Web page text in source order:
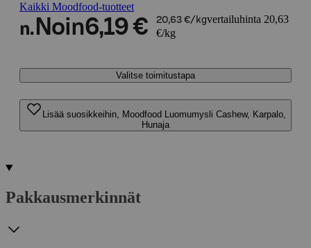
Kaikki Moodfood-tuotteet
n. Noin6,19 € 20,63 €/kgvertailuhinta 20,63
€/kg
Valitse toimitustapa
Lisää suosikkeihin, Moodfood Luomumysli Cashew, Karpalo,
Hunaja
Pakkausmerkinnät